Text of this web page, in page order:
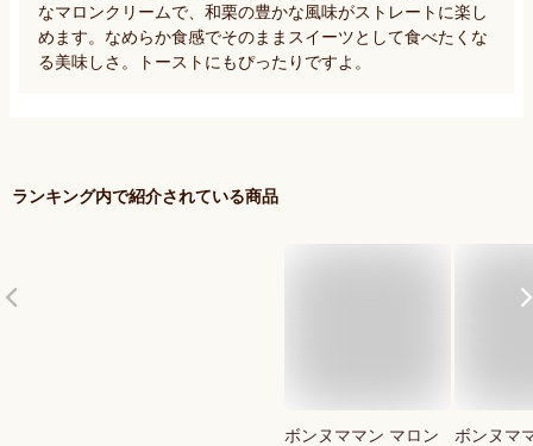
なマロンクリームで、和栗の豊かな風味がストレートに楽し
めます。なめらか食感でそのままスイーツとして食べたくな
る美味しさ。トーストにもぴったりですよ。
ランキング内で紹介されている商品
ボンヌママン マロン
ボンヌマ